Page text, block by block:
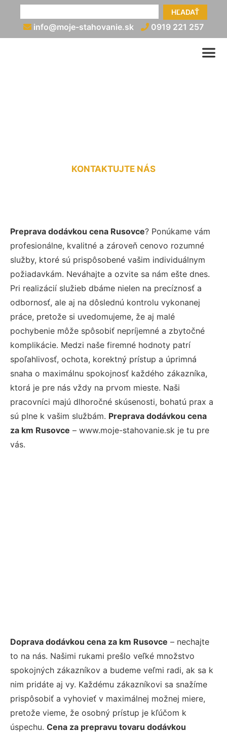
HĽADAŤ
info@moje-stahovanie.sk 0919 221 257
KONTAKTUJTE NÁS
Preprava dodávkou cena Rusovce? Ponúkame vám
profesionálne, kvalitné a zároveň cenovo rozumné
služby, ktoré sú prispôsobené vašim individuálnym
požiadavkám. Neváhajte a ozvite sa nám ešte dnes.
Pri realizácií služieb dbáme nielen na precíznosť a
odbornosť, ale aj na dôslednú kontrolu vykonanej
práce, pretože si uvedomujeme, že aj malé
pochybenie môže spôsobiť nepríjemné a zbytočné
komplikácie. Medzi naše firemné hodnoty patrí
spoľahlivosť, ochota, korektný prístup a úprimná
snaha o maximálnu spokojnosť každého zákazníka,
ktorá je pre nás vždy na prvom mieste. Naši
pracovníci majú dlhoročné skúsenosti, bohatú prax a
sú plne k vašim službám. Preprava dodávkou cena
za km Rusovce – www.moje-stahovanie.sk je tu pre
vás.
Doprava dodávkou cena za km Rusovce – nechajte
to na nás. Našimi rukami prešlo veľké množstvo
spokojných zákazníkov a budeme veľmi radi, ak sa k
nim pridáte aj vy. Každému zákazníkovi sa snažíme
prispôsobiť a vyhovieť v maximálnej možnej miere,
pretože vieme, že osobný prístup je kľúčom k
úspechu. Cena za prepravu tovaru dodávkou